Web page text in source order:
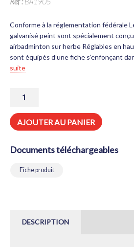
Conforme à la réglementation fédérale
galvanisé peint sont spécialement
airbadminton sur herbe Réglables en
sont équipés d’une fiche s’enfonçant
suite
DE
AIRBADMINTON
–
COMPÉTITION
AJOUTER AU PANIER
Documents téléchargeables
Fiche produit
DESCRIPTION